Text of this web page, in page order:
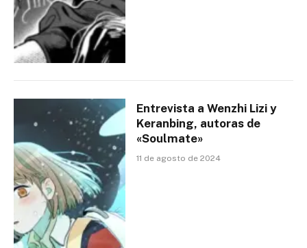
Entrevista a Wenzhi Lizi y
Keranbing, autoras de
«Soulmate»
11 de agosto de 2024